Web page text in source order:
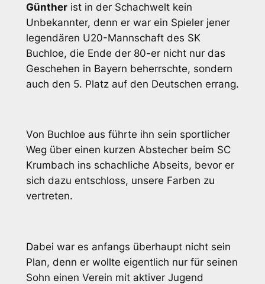
Güntherist in der Schachwelt kein
Unbekannter, denn er war ein Spieler jener
legendären U20-Mannschaft des SK
Buchloe, die Ende der 80-er nicht nur das
Geschehen in Bayern beherrschte, sondern
auch den 5. Platz auf den Deutschen errang.
Von Buchloe aus führte ihn sein sportlicher
Weg über einen kurzen Abstecher beim SC
Krumbach ins schachliche Abseits, bevor er
sich dazu entschloss, unsere Farben zu
vertreten.
Dabei war es anfangs überhaupt nicht sein
Plan, denn er wollte eigentlich nur für seinen
Sohn einen Verein mit aktiver Jugend